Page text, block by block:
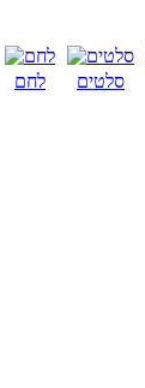
לחם סלטים